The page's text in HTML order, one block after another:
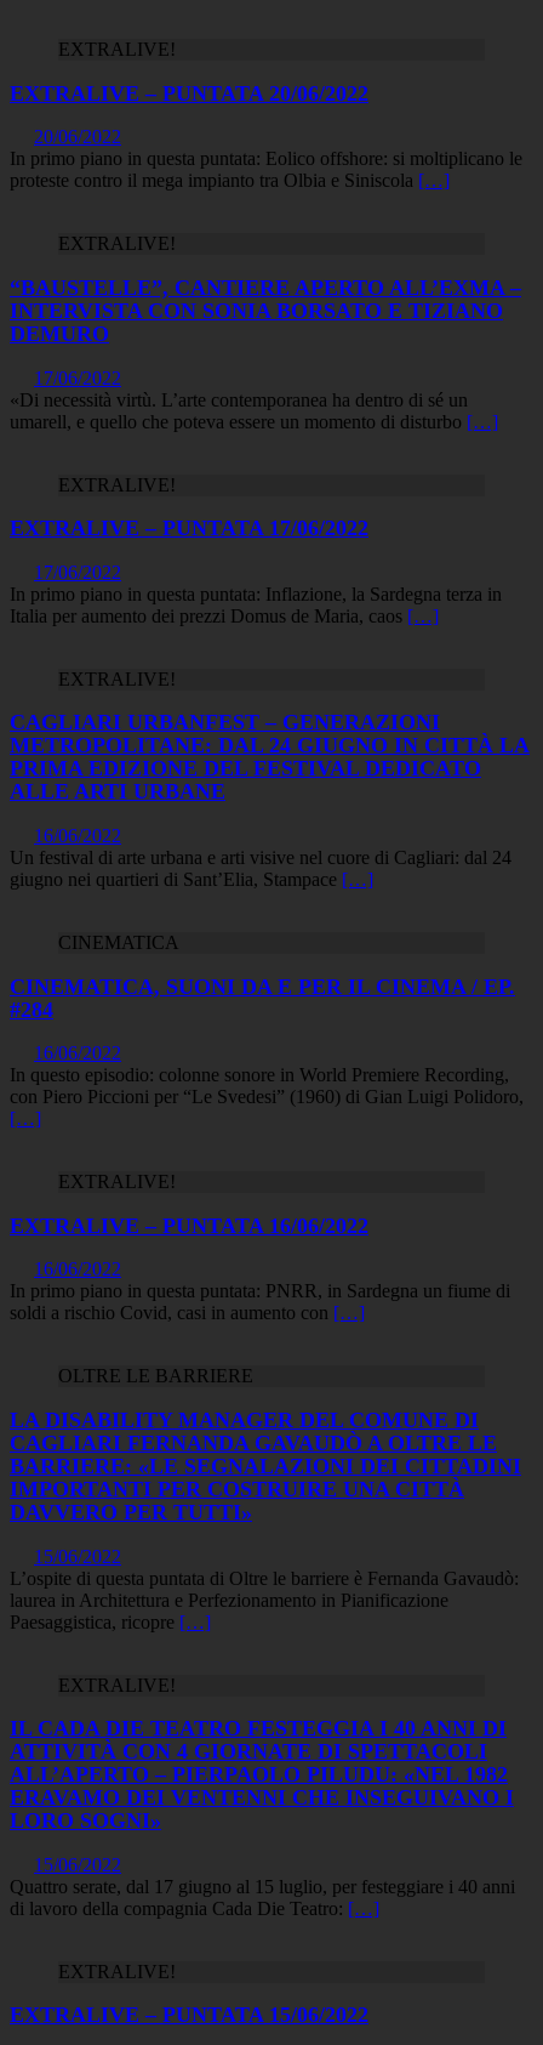
EXTRALIVE!
EXTRALIVE – PUNTATA 20/06/2022
20/06/2022
In primo piano in questa puntata: Eolico offshore: si moltiplicano le
proteste contro il mega impianto tra Olbia e Siniscola […]
EXTRALIVE!
“BAUSTELLE”, CANTIERE APERTO ALL’EXMA –
INTERVISTA CON SONIA BORSATO E TIZIANO
DEMURO
17/06/2022
«Di necessità virtù. L’arte contemporanea ha dentro di sé un
umarell, e quello che poteva essere un momento di disturbo […]
EXTRALIVE!
EXTRALIVE – PUNTATA 17/06/2022
17/06/2022
In primo piano in questa puntata: Inflazione, la Sardegna terza in
Italia per aumento dei prezzi Domus de Maria, caos […]
EXTRALIVE!
CAGLIARI URBANFEST – GENERAZIONI
METROPOLITANE: DAL 24 GIUGNO IN CITTÀ LA
PRIMA EDIZIONE DEL FESTIVAL DEDICATO
ALLE ARTI URBANE
16/06/2022
Un festival di arte urbana e arti visive nel cuore di Cagliari: dal 24
giugno nei quartieri di Sant’Elia, Stampace […]
CINEMATICA
CINEMATICA, SUONI DA E PER IL CINEMA / EP.
#284
16/06/2022
In questo episodio: colonne sonore in World Premiere Recording,
con Piero Piccioni per “Le Svedesi” (1960) di Gian Luigi Polidoro,
[…]
EXTRALIVE!
EXTRALIVE – PUNTATA 16/06/2022
16/06/2022
In primo piano in questa puntata: PNRR, in Sardegna un fiume di
soldi a rischio Covid, casi in aumento con […]
OLTRE LE BARRIERE
LA DISABILITY MANAGER DEL COMUNE DI
CAGLIARI FERNANDA GAVAUDÒ A OLTRE LE
BARRIERE: «LE SEGNALAZIONI DEI CITTADINI
IMPORTANTI PER COSTRUIRE UNA CITTÀ
DAVVERO PER TUTTI»
15/06/2022
L’ospite di questa puntata di Oltre le barriere è Fernanda Gavaudò:
laurea in Architettura e Perfezionamento in Pianificazione
Paesaggistica, ricopre […]
EXTRALIVE!
IL CADA DIE TEATRO FESTEGGIA I 40 ANNI DI
ATTIVITÀ CON 4 GIORNATE DI SPETTACOLI
ALL’APERTO – PIERPAOLO PILUDU: «NEL 1982
ERAVAMO DEI VENTENNI CHE INSEGUIVANO I
LORO SOGNI»
15/06/2022
Quattro serate, dal 17 giugno al 15 luglio, per festeggiare i 40 anni
di lavoro della compagnia Cada Die Teatro: […]
EXTRALIVE!
EXTRALIVE – PUNTATA 15/06/2022